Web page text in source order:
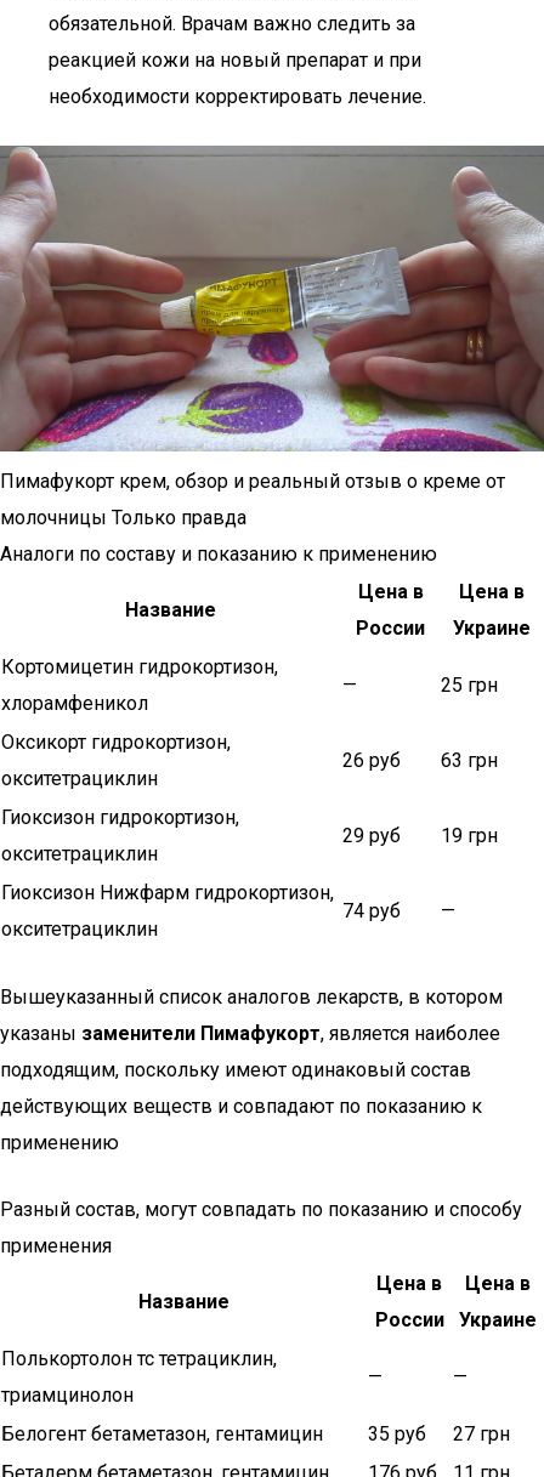
обязательной. Врачам важно следить за
реакцией кожи на новый препарат и при
необходимости корректировать лечение.
Пимафукорт крем, обзор и реальный отзыв о креме от
молочницы Только правда
Аналоги по составу и показанию к применению
Название
Цена в
России
Цена в
Украине
Кортомицетин гидрокортизон,
хлорамфеникол
— 25 грн
Оксикорт гидрокортизон,
окситетрациклин
26 руб 63 грн
Гиоксизон гидрокортизон,
окситетрациклин
29 руб 19 грн
Гиоксизон Нижфарм гидрокортизон,
окситетрациклин
74 руб —
Вышеуказанный список аналогов лекарств, в котором
указаны заменители Пимафукорт, является наиболее
подходящим, поскольку имеют одинаковый состав
действующих веществ и совпадают по показанию к
применению
Разный состав, могут совпадать по показанию и способу
применения
Название
Цена в
России
Цена в
Украине
Полькортолон тс тетрациклин,
триамцинолон
— —
Белогент бетаметазон, гентамицин 35 руб
27 грн